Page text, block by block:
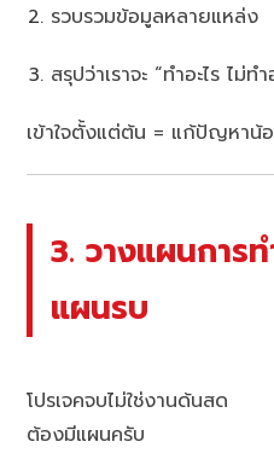
รวบรวมข้อมูลหลายแหล่ง
สรุปว่าเราจะ “ทำอะไร ไม่ทำ
เข้าใจตั้งแต่ต้น = แก้ปัญหาน้
3. วางแผนการ
แผนรบ
โปรเจคจบไม่ใช่งานด้นสด
ต้องมีแผนครับ